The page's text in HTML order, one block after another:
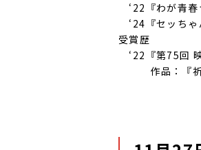
‘22『わが青
‘24『セッち
受賞歴
‘22『第75回
作品：『祈